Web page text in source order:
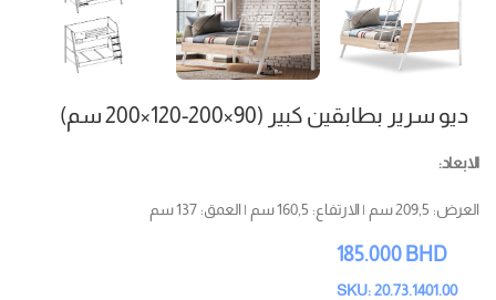
ديو سرير بطابقين كبير (90×200-120×200 سم)
الابعاد:
العرض: 209,5 سم | الارتفاع: 160,5 سم | العمق: 137 سم
185.000 BHD
SKU: 20.73.1401.00